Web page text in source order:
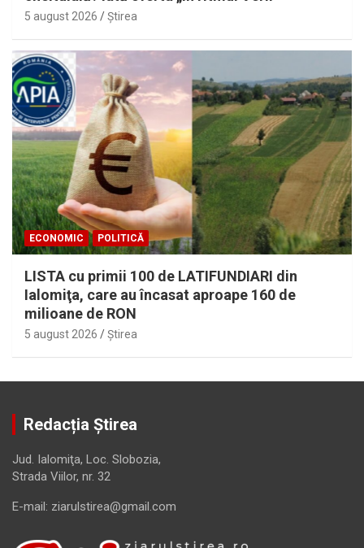
5 august 2026 Ştirea
ECONOMIC POLITICĂ
LISTA cu primii 100 de LATIFUNDIARI din
Ialomiţa, care au încasat aproape 160 de
milioane de RON
5 august 2026 Ştirea
Redacția Știrea
Jud. Ialomiţa, Loc. Slobozia,
Strada Viilor, nr. 32
E-mail: ziarulstirea@gmail.com